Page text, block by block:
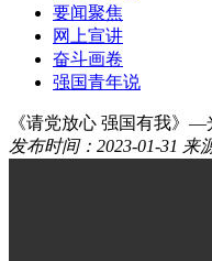
要闻聚焦
网上宣讲
奋斗画卷
强国青年说
《请党放心 强国有我》
发布时间：2023-01-31 来